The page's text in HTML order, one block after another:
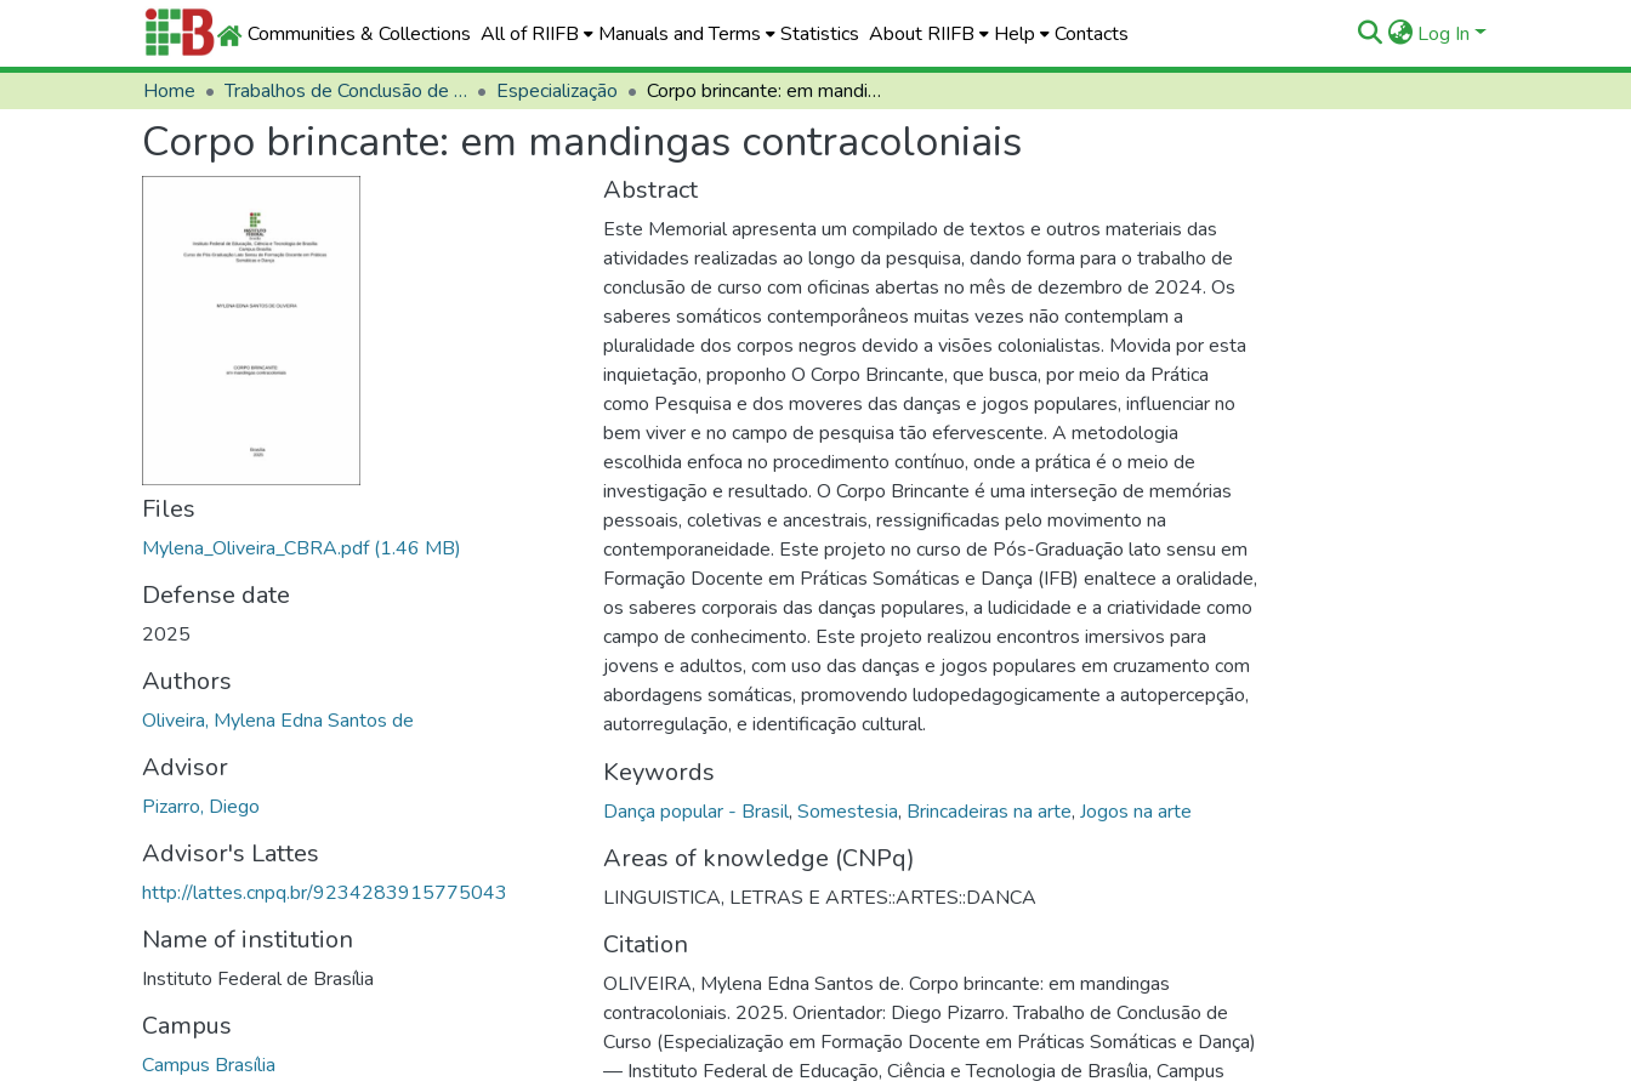
Communities & Collections All of RIIFB Manuals and Terms Statistics About RIIFB Help Contacts Log In
Home Trabalhos de Conclusão de Curso (TCCs) Especialização Corpo brincante: em mandingas contracoloniais
Corpo brincante: em mandingas contracoloniais
Files
Mylena_Oliveira_CBRA.pdf(1.46 MB)
Defense date
2025
Authors
Oliveira, Mylena Edna Santos de
Advisor
Pizarro, Diego
Advisor's Lattes
http://lattes.cnpq.br/9234283915775043
Name of institution
Instituto Federal de Brasília
Campus
Campus Brasília
Abstract
Este Memorial apresenta um compilado de textos e outros materiais das
atividades realizadas ao longo da pesquisa, dando forma para o trabalho de
conclusão de curso com oficinas abertas no mês de dezembro de 2024. Os
saberes somáticos contemporâneos muitas vezes não contemplam a
pluralidade dos corpos negros devido a visões colonialistas. Movida por esta
inquietação, proponho O Corpo Brincante, que busca, por meio da Prática
como Pesquisa e dos moveres das danças e jogos populares, influenciar no
bem viver e no campo de pesquisa tão efervescente. A metodologia
escolhida enfoca no procedimento contínuo, onde a prática é o meio de
investigação e resultado. O Corpo Brincante é uma interseção de memórias
pessoais, coletivas e ancestrais, ressignificadas pelo movimento na
contemporaneidade. Este projeto no curso de Pós-Graduação lato sensu em
Formação Docente em Práticas Somáticas e Dança (IFB) enaltece a oralidade,
os saberes corporais das danças populares, a ludicidade e a criatividade como
campo de conhecimento. Este projeto realizou encontros imersivos para
jovens e adultos, com uso das danças e jogos populares em cruzamento com
abordagens somáticas, promovendo ludopedagogicamente a autopercepção,
autorregulação, e identificação cultural.
Keywords
Dança popular - Brasil, Somestesia, Brincadeiras na arte, Jogos na arte
Areas of knowledge (CNPq)
LINGUISTICA, LETRAS E ARTES::ARTES::DANCA
Citation
OLIVEIRA, Mylena Edna Santos de. Corpo brincante: em mandingas
contracoloniais. 2025. Orientador: Diego Pizarro. Trabalho de Conclusão de
Curso (Especialização em Formação Docente em Práticas Somáticas e Dança)
— Instituto Federal de Educação, Ciência e Tecnologia de Brasília, Campus